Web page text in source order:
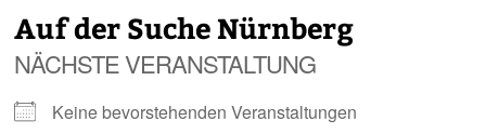
Auf der Suche Nürnberg
NÄCHSTE VERANSTALTUNG
Keine bevorstehenden Veranstaltungen